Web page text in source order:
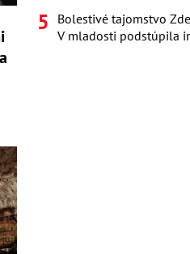
Bolestivé tajomstvo
V mladosti podstúpila